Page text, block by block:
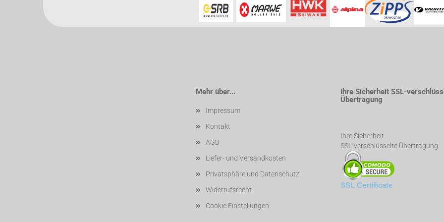
Mehr über...
Impressum
Kontakt
AGB
Liefer- und Versandkosten
Privatsphäre und Datenschutz
Widerrufsrecht
Cookie Einstellungen
Ihre Sicherheit SSL-
Übertragung
Ihre Sicherheit
SSL-verschlüsselte Übertragung
SSL Certificate